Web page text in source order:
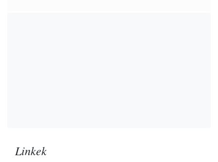
Linkek